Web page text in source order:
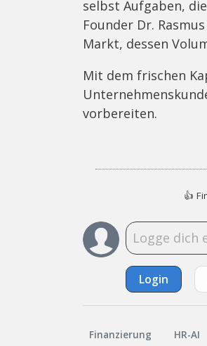
selbst Aufgaben,
Founder Dr.
Markt, dessen
Mit dem frischen
vorbereiten.
👍
Login
Finanzierung HR-AI